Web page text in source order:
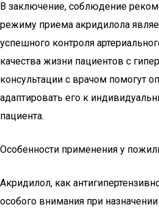
В заключение, соблюдение
режиму приема акридилола
успешного контроля
качества жизни пациентов с
консультации с врачом помогут
адаптировать его к
пациента.
Особенности применения у
Акридилол, как
особого внимания при